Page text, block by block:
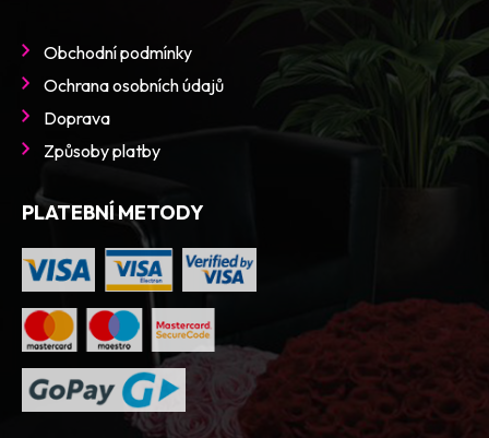
Obchodní podmínky
Ochrana osobních údajů
Doprava
Způsoby platby
PLATEBNÍ METODY